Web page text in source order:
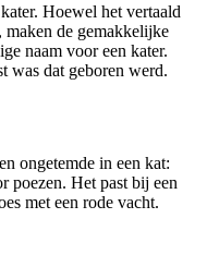
Hoewel het vertaald
maken de gemakkelijke
naam voor een kater.
was dat geboren werd.
ongetemde in een kat:
poezen. Het past bij een
met een rode vacht.